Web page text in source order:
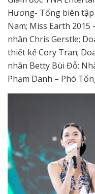
Hương- Tổng biên tập
Nam; Miss Earth 2015
nhân Chris Gerstle;
thiết kế Cory Tran;
nhân Betty Bùi Đỗ;
Phạm Danh – Phó